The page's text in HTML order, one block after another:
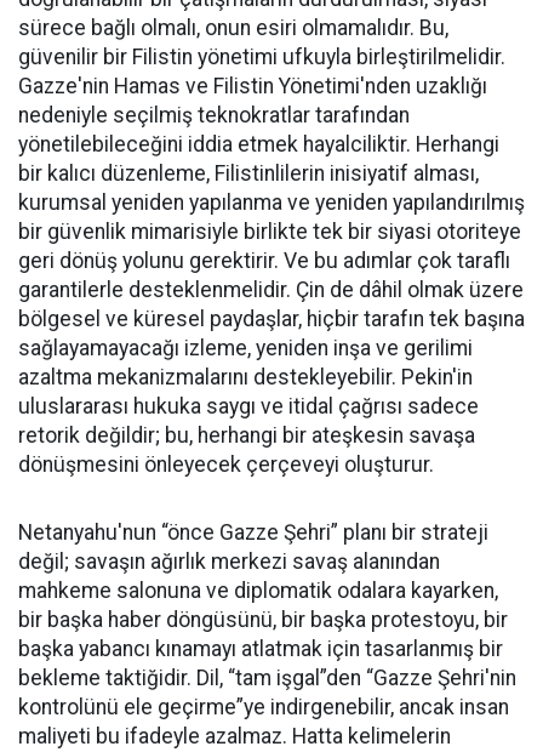
sürece bağlı olmalı, onun esiri olmamalıdır. Bu,
güvenilir bir Filistin yönetimi ufkuyla birleştirilmelidir.
Gazze'nin Hamas ve Filistin Yönetimi'nden uzaklığı
nedeniyle seçilmiş teknokratlar tarafından
yönetilebileceğini iddia etmek hayalciliktir. Herhangi
bir kalıcı düzenleme, Filistinlilerin inisiyatif alması,
kurumsal yeniden yapılanma ve yeniden yapılandırılmış
bir güvenlik mimarisiyle birlikte tek bir siyasi otoriteye
geri dönüş yolunu gerektirir. Ve bu adımlar çok taraflı
garantilerle desteklenmelidir. Çin de dâhil olmak üzere
bölgesel ve küresel paydaşlar, hiçbir tarafın tek başına
sağlayamayacağı izleme, yeniden inşa ve gerilimi
azaltma mekanizmalarını destekleyebilir. Pekin'in
uluslararası hukuka saygı ve itidal çağrısı sadece
retorik değildir; bu, herhangi bir ateşkesin savaşa
dönüşmesini önleyecek çerçeveyi oluşturur.
Netanyahu'nun “önce Gazze Şehri” planı bir strateji
değil; savaşın ağırlık merkezi savaş alanından
mahkeme salonuna ve diplomatik odalara kayarken,
bir başka haber döngüsünü, bir başka protestoyu, bir
başka yabancı kınamayı atlatmak için tasarlanmış bir
bekleme taktiğidir. Dil, “tam işgal”den “Gazze Şehri'nin
kontrolünü ele geçirme”ye indirgenebilir, ancak insan
maliyeti bu ifadeyle azalmaz. Hatta kelimelerin